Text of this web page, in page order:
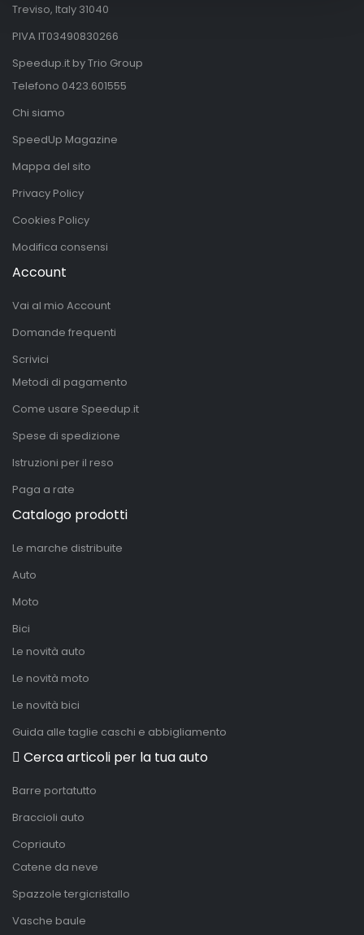
Treviso, Italy 31040
PIVA IT03490830266
Speedup.it by Trio Group
Telefono 0423.601555
Chi siamo
SpeedUp Magazine
Mappa del sito
Privacy Policy
Cookies Policy
Modifica consensi
Account
Vai al mio Account
Domande frequenti
Scrivici
Metodi di pagamento
Come usare Speedup.it
Spese di spedizione
Istruzioni per il reso
Paga a rate
Catalogo prodotti
Le marche distribuite
Auto
Moto
Bici
Le novità auto
Le novità moto
Le novità bici
Guida alle taglie caschi e abbigliamento
Cerca articoli per la tua auto
Barre portatutto
Braccioli auto
Copriauto
Catene da neve
Spazzole tergicristallo
Vasche baule